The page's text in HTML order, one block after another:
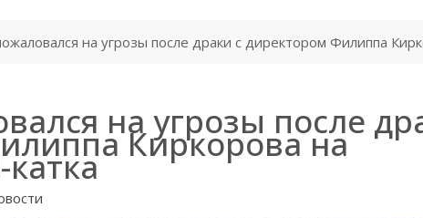
на угрозы после драки с директором Филиппа
на угрозы после
Киркорова на